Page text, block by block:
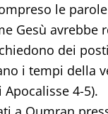
le
Gesù
dei
i tempi della
Apocalisse 4-5).